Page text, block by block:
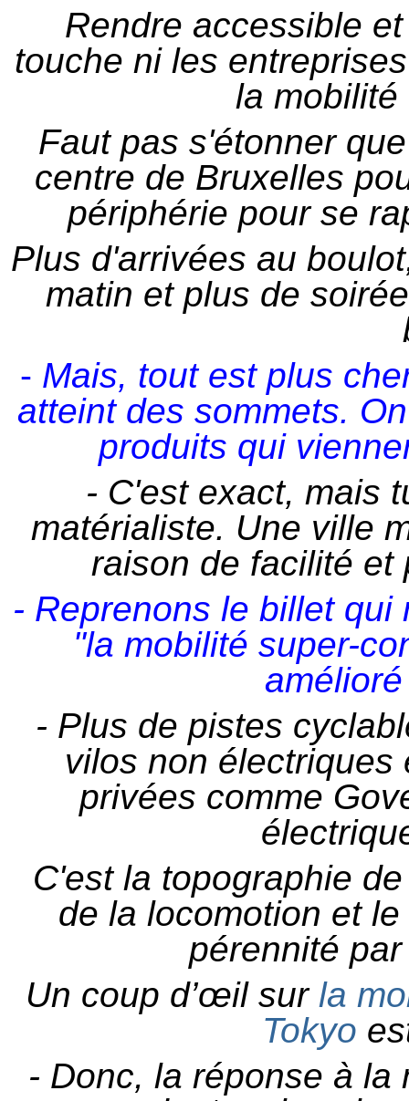
Rendre accessible
touche ni les
la
Faut pas s'étonner
centre de Bruxelles
périphérie pour se
Plus d'arrivées au
matin et plus de
- Mais, tout est plus
atteint des sommets.
produits qui
- C'est exact, mais
matérialiste. Une ville
raison de facilité
- Reprenons le billet
"la mobilité super-
- Plus de pistes
vilos non
privées comme
C'est la topographie
de la locomotion et
pérennité
Un coup d’œil sur la
Tokyo
- Donc, la réponse à la